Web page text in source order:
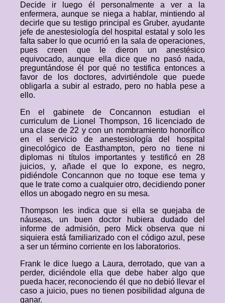
Decide ir luego él personalmente a ver a la
enfermera, aunque se niega a hablar, mintiendo al
decirle que su testigo principal es Gruber, ayudante
jefe de anestesiología del hospital estatal y solo les
falta saber lo que ocurrió en la sala de operaciones,
pues creen que le dieron un anestésico
equivocado, aunque ella dice que no pasó nada,
preguntándose él por qué no testifica entonces a
favor de los doctores, advirtiéndole que puede
obligarla a subir al estrado, pero no habla pese a
ello.
En el gabinete de Concannon estudian el
curriculum de Lionel Thompson, 16 licenciado de
una clase de 22 y con un nombramiento honorífico
en el servicio de anestesiología del hospital
ginecológico de Easthampton, pero no tiene ni
diplomas ni títulos importantes y testificó en 28
juicios, y, añade el que lo expone, es negro,
pidiéndole Concannon que no toque ese tema y
que le trate como a cualquier otro, decidiendo poner
ellos un abogado negro en su mesa.
Thompson les indica que si ella se quejaba de
náuseas, un buen doctor hubiera dudado del
informe de admisión, pero Mick observa que ni
siquiera está familiarizado con el código azul, pese
a ser un término corriente en los laboratorios.
Frank le dice luego a Laura, derrotado, que van a
perder, diciéndole ella que debe haber algo que
pueda hacer, reconociendo él que no debió llevar el
caso a juicio, pues no tienen posibilidad alguna de
ganar.